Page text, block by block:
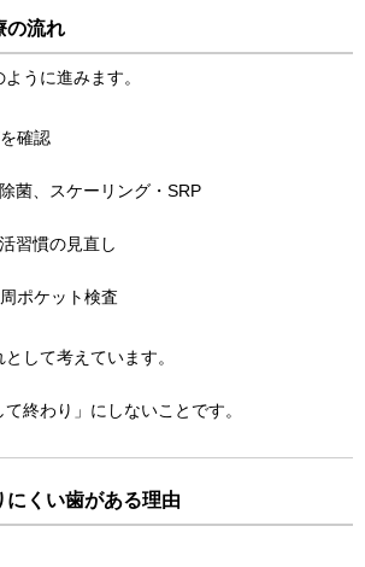
の流れ
うに進みます。
確認
菌、スケーリング・SRP
習慣の見直し
ポケット検査
して考えています。
終わり」にしないことです。
にくい歯がある理由